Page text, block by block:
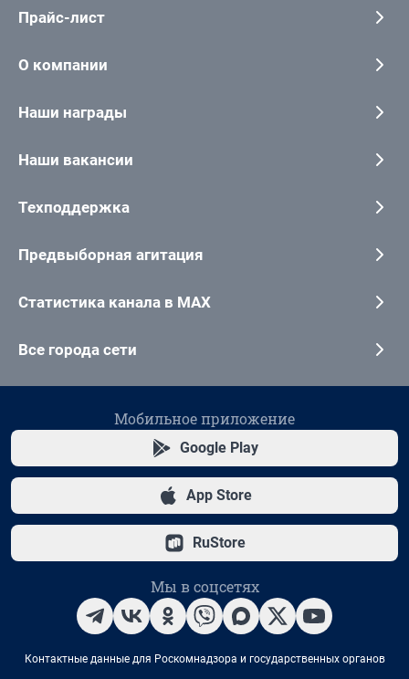
Прайс-лист
О компании
Наши награды
Наши вакансии
Техподдержка
Предвыборная агитация
Статистика канала в MAX
Все города сети
Мобильное приложение
Google Play
App Store
RuStore
Мы в соцсетях
Контактные данные для Роскомнадзора и государственных органов